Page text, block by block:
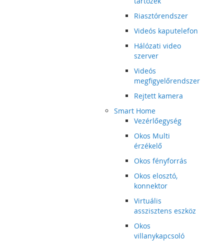
Riasztórendszer
Videós kaputelefon
Hálózati video
szerver
Videós
megfigyelőrendszer
Rejtett kamera
Smart Home
Vezérlőegység
Okos Multi
érzékelő
Okos fényforrás
Okos elosztó,
konnektor
Virtuális
asszisztens eszköz
Okos
villanykapcsoló